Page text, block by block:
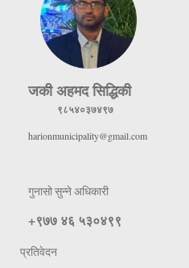
जकी अहमद सिद्धिकी
९८५४०३७४९७
harionmunicipality@gmail.com
गुनासो सुन्ने अधिकारी
+९७७ ४६ ५३०४९९
प्रतिवेदन